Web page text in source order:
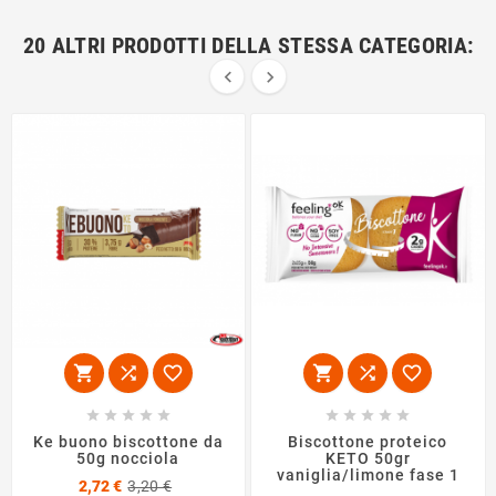
20 ALTRI PRODOTTI DELLA STESSA CATEGORIA:
 
  
    
Ke buono biscottone da
50g nocciola
2,72 € 3,20 €
  
    
Biscottone proteico
KETO 50gr
vaniglia/limone fase 1